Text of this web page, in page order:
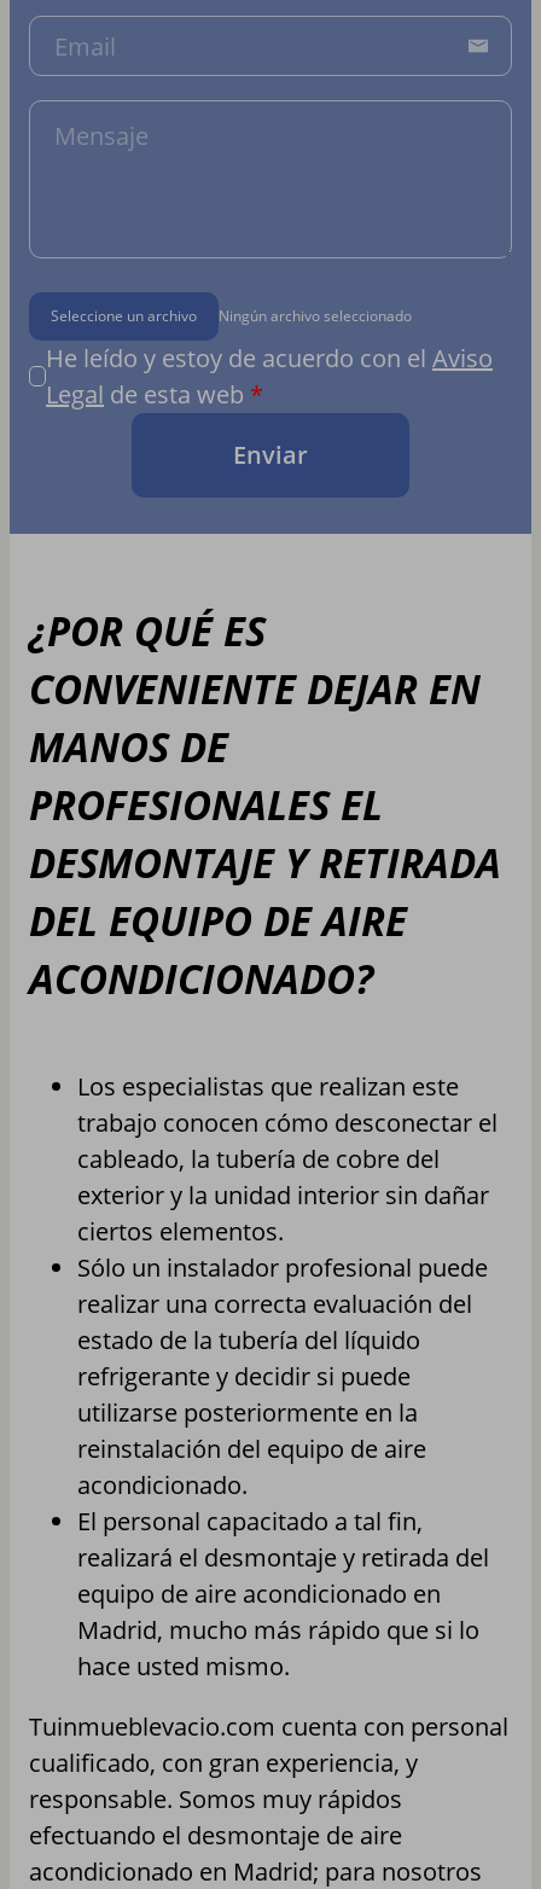
Seleccione un archivo Ningún archivo seleccionado
He leído y estoy de acuerdo con el Aviso
Legal de esta web
Enviar
¿POR QUÉ ES
CONVENIENTE DEJAR EN
MANOS DE
PROFESIONALES EL
DESMONTAJE Y RETIRADA
DEL EQUIPO DE AIRE
ACONDICIONADO?
Los especialistas que realizan este
trabajo conocen cómo desconectar el
cableado, la tubería de cobre del
exterior y la unidad interior sin dañar
ciertos elementos.
Sólo un instalador profesional puede
realizar una correcta evaluación del
estado de la tubería del líquido
refrigerante y decidir si puede
utilizarse posteriormente en la
reinstalación del equipo de aire
acondicionado.
El personal capacitado a tal fin,
realizará el desmontaje y retirada del
equipo de aire acondicionado en
Madrid, mucho más rápido que si lo
hace usted mismo.
Tuinmueblevacio.com cuenta con personal
cualificado, con gran experiencia, y
responsable. Somos muy rápidos
efectuando el desmontaje de aire
acondicionado en Madrid; para nosotros